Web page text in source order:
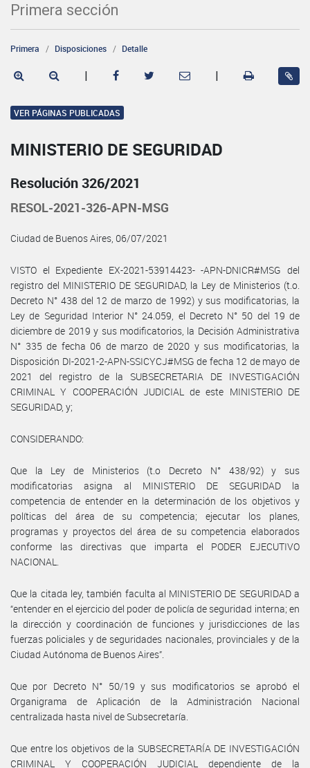
Primera sección
Primera Disposiciones Detalle
| |
VER PÁGINAS PUBLICADAS
MINISTERIO DE SEGURIDAD
Resolución 326/2021
RESOL-2021-326-APN-MSG
Ciudad de Buenos Aires, 06/07/2021
VISTO el Expediente EX-2021-53914423- -APN-DNICR#MSG del
registro del MINISTERIO DE SEGURIDAD, la Ley de Ministerios (t.o.
Decreto N° 438 del 12 de marzo de 1992) y sus modificatorias, la
Ley de Seguridad Interior N° 24.059, el Decreto N° 50 del 19 de
diciembre de 2019 y sus modificatorios, la Decisión Administrativa
N° 335 de fecha 06 de marzo de 2020 y sus modificatorias, la
Disposición DI-2021-2-APN-SSICYCJ#MSG de fecha 12 de mayo de
2021 del registro de la SUBSECRETARIA DE INVESTIGACIÓN
CRIMINAL Y COOPERACIÓN JUDICIAL de este MINISTERIO DE
SEGURIDAD, y;
CONSIDERANDO:
Que la Ley de Ministerios (t.o Decreto N° 438/92) y sus
modificatorias asigna al MINISTERIO DE SEGURIDAD la
competencia de entender en la determinación de los objetivos y
políticas del área de su competencia; ejecutar los planes,
programas y proyectos del área de su competencia elaborados
conforme las directivas que imparta el PODER EJECUTIVO
NACIONAL.
Que la citada ley, también faculta al MINISTERIO DE SEGURIDAD a
“entender en el ejercicio del poder de policía de seguridad interna; en
la dirección y coordinación de funciones y jurisdicciones de las
fuerzas policiales y de seguridades nacionales, provinciales y de la
Ciudad Autónoma de Buenos Aires”.
Que por Decreto N° 50/19 y sus modificatorios se aprobó el
Organigrama de Aplicación de la Administración Nacional
centralizada hasta nivel de Subsecretaría.
Que entre los objetivos de la SUBSECRETARÍA DE INVESTIGACIÓN
CRIMINAL Y COOPERACIÓN JUDICIAL dependiente de la